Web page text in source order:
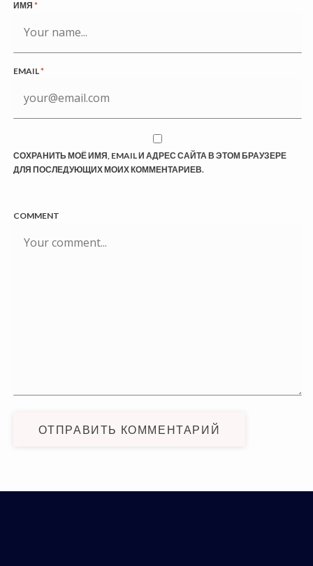
ИМЯ*
EMAIL*
СОХРАНИТЬ МОЁ ИМЯ, EMAIL И АДРЕС САЙТА В ЭТОМ БРАУЗЕРЕ
ДЛЯ ПОСЛЕДУЮЩИХ МОИХ КОММЕНТАРИЕВ.
COMMENT
ОТПРАВИТЬ КОММЕНТАРИЙ